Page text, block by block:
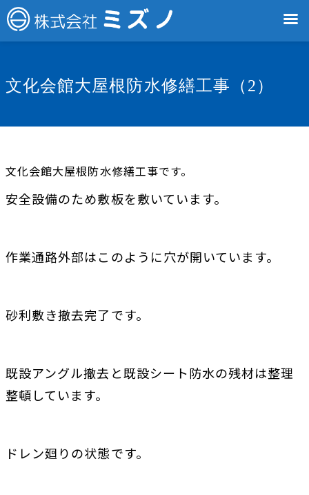
文化会館大屋根防水修繕工事（2）
文化会館大屋根防水修繕工事です。
安全設備のため敷板を敷いています。
作業通路外部はこのように穴が開いています。
砂利敷き撤去完了です。
既設アングル撤去と既設シート防水の残材は整理
整頓しています。
ドレン廻りの状態です。